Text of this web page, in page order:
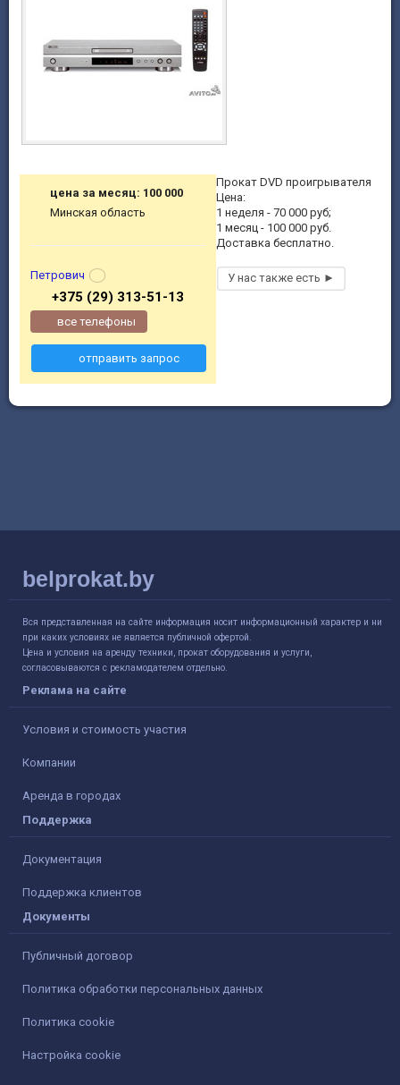
Прокат DVD проигрывателя
Цена:
1 неделя - 70 000 руб;
1 месяц - 100 000 руб.
Доставка бесплатно.
цена за месяц: 100 000
Минская область
Петрович
+375 (29) 313-51-13
все телефоны
отправить запрос
belprokat.by
Вся представленная на сайте информация носит информационный характер и ни
при каких условиях не является публичной офертой.
Цена и условия на аренду техники, прокат оборудования и услуги,
согласовываются с рекламодателем отдельно.
Реклама на сайте
Условия и стоимость участия
Компании
Аренда в городах
Поддержка
Документация
Поддержка клиентов
Документы
Публичный договор
Политика обработки персональных данных
Политика cookie
Настройка cookie